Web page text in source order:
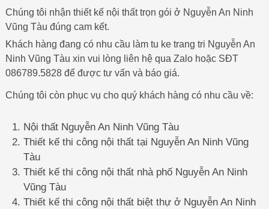
Chúng tôi nhận thiết kế nội thất trọn gói ở Nguyễn An Ninh
Vũng Tàu đúng cam kết.
Khách hàng đang có nhu cầu làm tu ke trang tri Nguyễn An
Ninh Vũng Tàu xin vui lòng liên hệ qua Zalo hoặc SĐT
086789.5828 để được tư vấn và báo giá.
Chúng tôi còn phục vụ cho quý khách hàng có nhu cầu về:
Nội thất Nguyễn An Ninh Vũng Tàu
Thiết kế thi công nội thất tại Nguyễn An Ninh Vũng
Tàu
Thiết kế thi công nội thất nhà phố Nguyễn An Ninh
Vũng Tàu
Thiết kế thi công nội thất biệt thự ở Nguyễn An Ninh